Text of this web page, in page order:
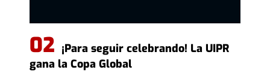
¡Para seguir celebrando! La UIPR
gana la Copa Global